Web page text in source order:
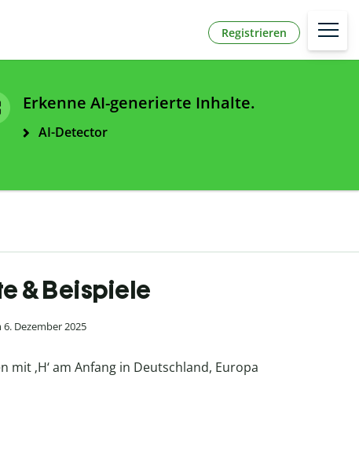
Registrieren
Erkenne AI-generierte Inhalte.
AI-Detector
& Beispiele
Dezember 2025
‚H‘ am Anfang in Deutschland, Europa